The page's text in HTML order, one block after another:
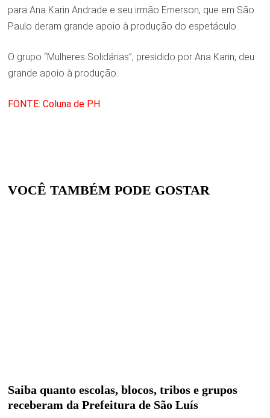
para Ana Karin Andrade e seu irmão Emerson, que em São
Paulo deram grande apoio à produção do espetáculo.
O grupo “Mulheres Solidárias”, presidido por Ana Karin, deu
grande apoio à produção.
FONTE: Coluna de PH
VOCÊ TAMBÉM PODE GOSTAR
Saiba quanto escolas, blocos, tribos e grupos
receberam da Prefeitura de São Luís